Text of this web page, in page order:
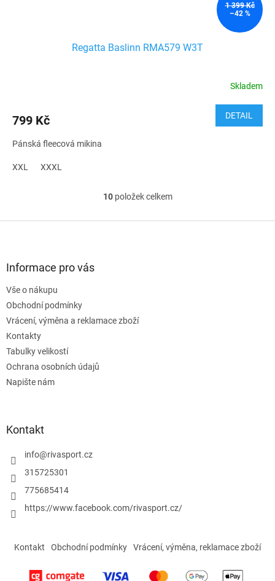
1 399 Kč
–42 %
Regatta Baslinn RMA579 W3T
Skladem
799 Kč DETAIL
Pánská fleecová mikina
XXL XXXL
O
l
v
10položek celkem
Informace pro vás
Vše o nákupu
Obchodní podmínky
Vrácení, výměna a reklamace zboží
Kontakty
Tabulky velikostí
Ochrana osobních údajů
Napište nám
Kontakt
info@rivasport.cz
315725301
775685414
https://www.facebook.com/rivasport.cz/
Kontakt Obchodní podmínky Vrácení, výměna, reklamace zboží